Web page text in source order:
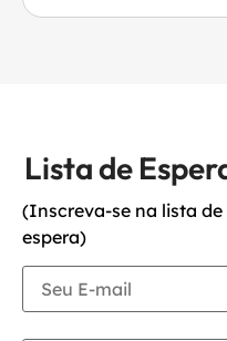
Lista de
(Inscreva-se na lista de
espera)